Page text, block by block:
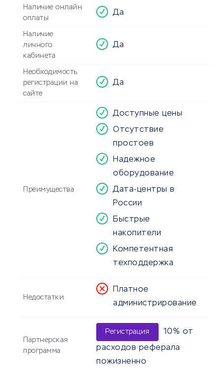
Наличие онлайн
оплаты
Да
Наличие
личного
кабинета
Да
Необходимость
регистрации на
сайте
Да
Преимущества
Доступные цены
Отсутствие
простоев
Надежное
оборудование
Дата-центры в
России
Быстрые
накопители
Компетентная
техподдержка
Недостатки
Платное
администрирование
Партнерская
программа
Регистрация 10% от
расходов реферала
пожизненно